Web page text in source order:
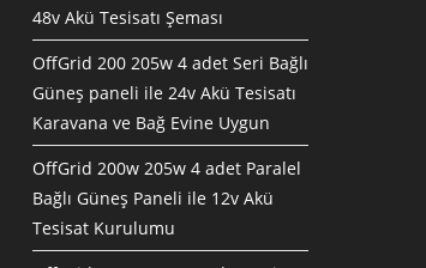
48v Akü Tesisatı Şeması
OffGrid 200 205w 4 adet Seri Bağlı
Güneş paneli ile 24v Akü Tesisatı
Karavana ve Bağ Evine Uygun
OffGrid 200w 205w 4 adet Paralel
Bağlı Güneş Paneli ile 12v Akü
Tesisat Kurulumu